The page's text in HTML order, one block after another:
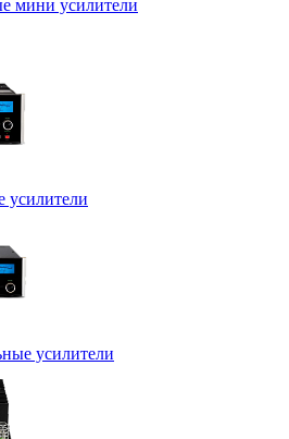
мини усилители
усилители
усилители